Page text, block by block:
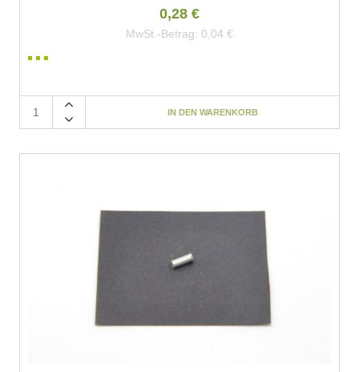
0,28 €
MwSt.-Betrag: 0,04 €